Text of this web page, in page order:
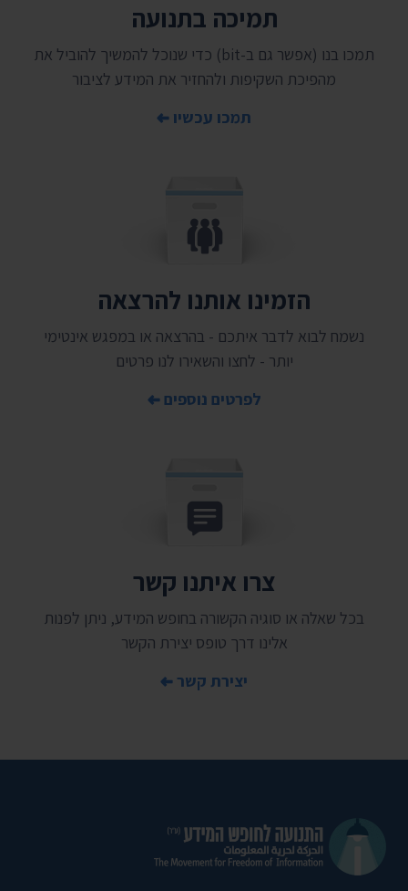
תמיכה בתנועה
תמכו בנו (אפשר גם ב-bit) כדי שנוכל להמשיך להוביל את
מהפיכת השקיפות ולהחזיר את המידע לציבור
תמכו עכשיו
הזמינו אותנו להרצאה
נשמח לבוא לדבר איתכם - בהרצאה או במפגש אינטימי
יותר - לחצו והשאירו לנו פרטים
לפרטים נוספים
צרו איתנו קשר
בכל שאלה או סוגיה הקשורה בחופש המידע, ניתן לפנות
אלינו דרך טופס יצירת הקשר
יצירת קשר